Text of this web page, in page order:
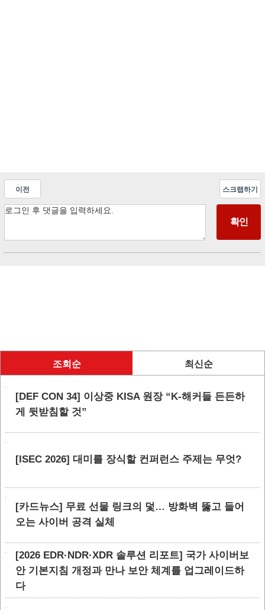
이전 스크랩하기
조회순 최신순
[DEF CON 34] 이상중 KISA 원장 “K-해커들 든든하
게 뒷받침할 것”
[ISEC 2026] 대미를 장식할 컨퍼런스 주제는 무엇?
[카드뉴스] 무료 선물 링크의 덫… 방화벽 뚫고 들어
오는 사이버 공격 실체
[2026 EDR·NDR·XDR 솔루션 리포트] 국가 사이버보
안 기본지침 개정과 만나 보안 체계를 업그레이드하
다